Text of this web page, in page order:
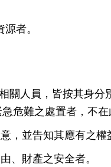
者。
關人員，皆按其身
危難之處置者，不在
，並告知其應有之權
、財產之安全者。